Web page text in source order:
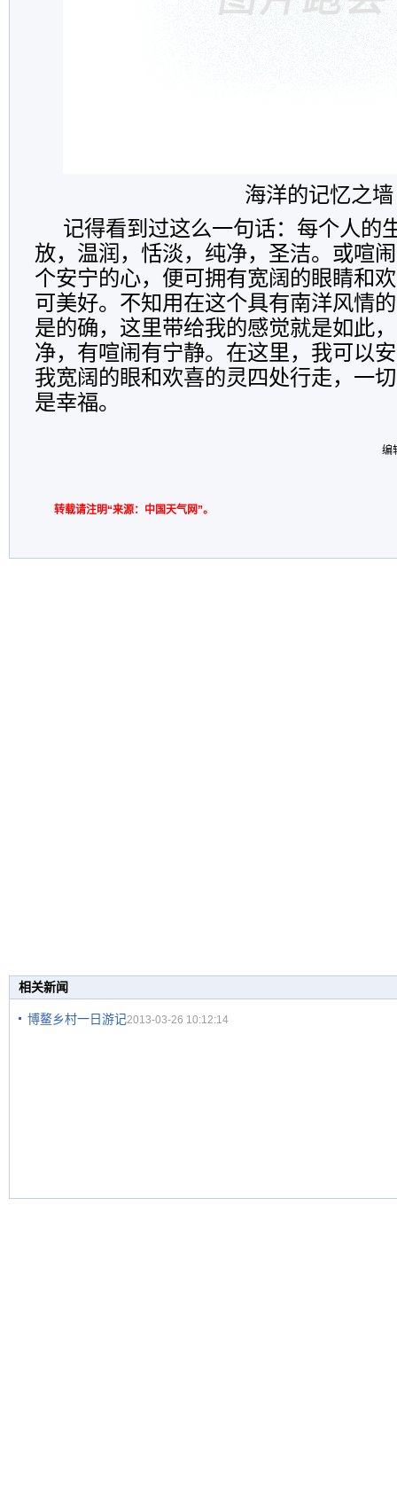
海洋的记忆之墙
记得看到过这么一句话：每个人的
放，温润，恬淡，纯净，圣洁。或喧
个安宁的心，便可拥有宽阔的眼睛和
可美好。不知用在这个具有南洋风情
是的确，这里带给我的感觉就是如此
净，有喧闹有宁静。在这里，我可以
我宽阔的眼和欢喜的灵四处行走，一
是幸福。
编
转载请注明“来源：中国天气网”。
相关新闻
博鳌乡村一日游记2013-03-26 10:12:14